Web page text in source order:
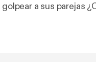
a sus parejas
el supuesto autor